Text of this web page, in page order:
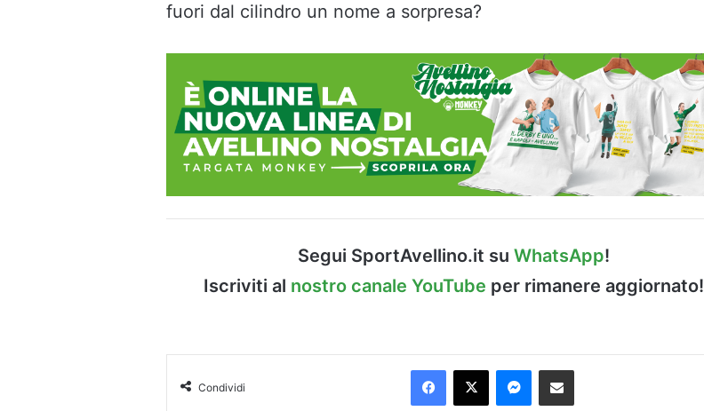
fuori dal cilindro un nome a sorpresa?
Segui SportAvellino.it su WhatsApp!
Iscriviti al nostro canale YouTube per rimanere aggiornato!
Condividi
Facebook
X Messenger
Condividi via Email